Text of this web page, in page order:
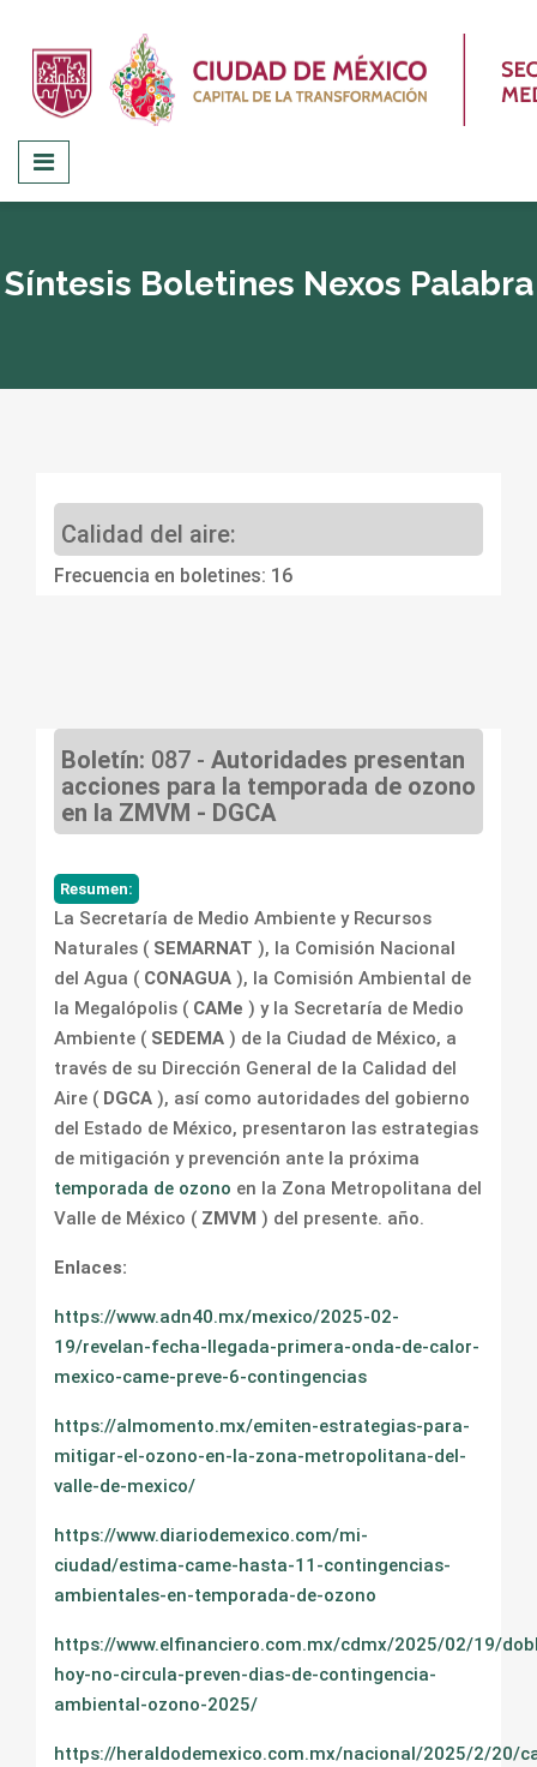
Síntesis Boletines Nexos Palabra
Calidad del aire:
Frecuencia en boletines: 16
Boletín: 087 - Autoridades presentan
acciones para la temporada de ozono
en la ZMVM - DGCA
Resumen:
La Secretaría de Medio Ambiente y Recursos
Naturales ( SEMARNAT ), la Comisión Nacional
del Agua ( CONAGUA ), la Comisión Ambiental de
la Megalópolis ( CAMe ) y la Secretaría de Medio
Ambiente ( SEDEMA ) de la Ciudad de México, a
través de su Dirección General de la Calidad del
Aire ( DGCA ), así como autoridades del gobierno
del Estado de México, presentaron las estrategias
de mitigación y prevención ante la próxima
temporada de ozono en la Zona Metropolitana del
Valle de México ( ZMVM ) del presente. año.
Enlaces:
https://www.adn40.mx/mexico/2025-02-
19/revelan-fecha-llegada-primera-onda-de-calor-
mexico-came-preve-6-contingencias
https://almomento.mx/emiten-estrategias-para-
mitigar-el-ozono-en-la-zona-metropolitana-del-
valle-de-mexico/
https://www.diariodemexico.com/mi-
ciudad/estima-came-hasta-11-contingencias-
ambientales-en-temporada-de-ozono
https://www.elfinanciero.com.mx/cdmx/2025/02/19/
hoy-no-circula-preven-dias-de-contingencia-
ambiental-ozono-2025/
https://heraldodemexico.com.mx/nacional/2025/2/20/